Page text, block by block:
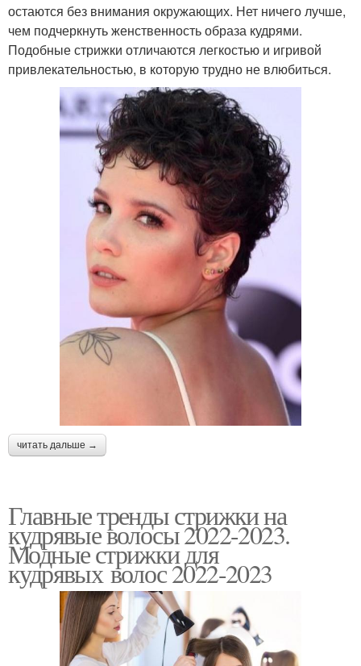
остаются без внимания окружающих. Нет ничего лучше,
чем подчеркнуть женственность образа кудрями.
Подобные стрижки отличаются легкостью и игривой
привлекательностью, в которую трудно не влюбиться.
читать дальше →
Главные тренды стрижки на
кудрявые волосы 2022-2023.
Модные стрижки для
кудрявых волос 2022-2023